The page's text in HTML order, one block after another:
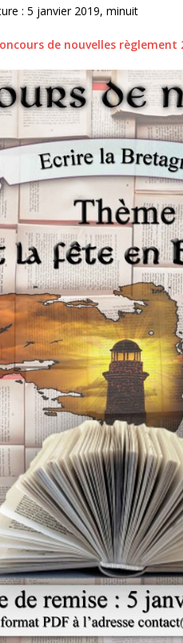
: 5 janvier 2019, minuit
de nouvelles règlement